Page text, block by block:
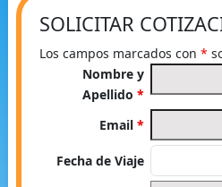
SOLICITAR
Los campos marcados con *
Nombre y
Apellido*
Email*
Fecha de Viaje